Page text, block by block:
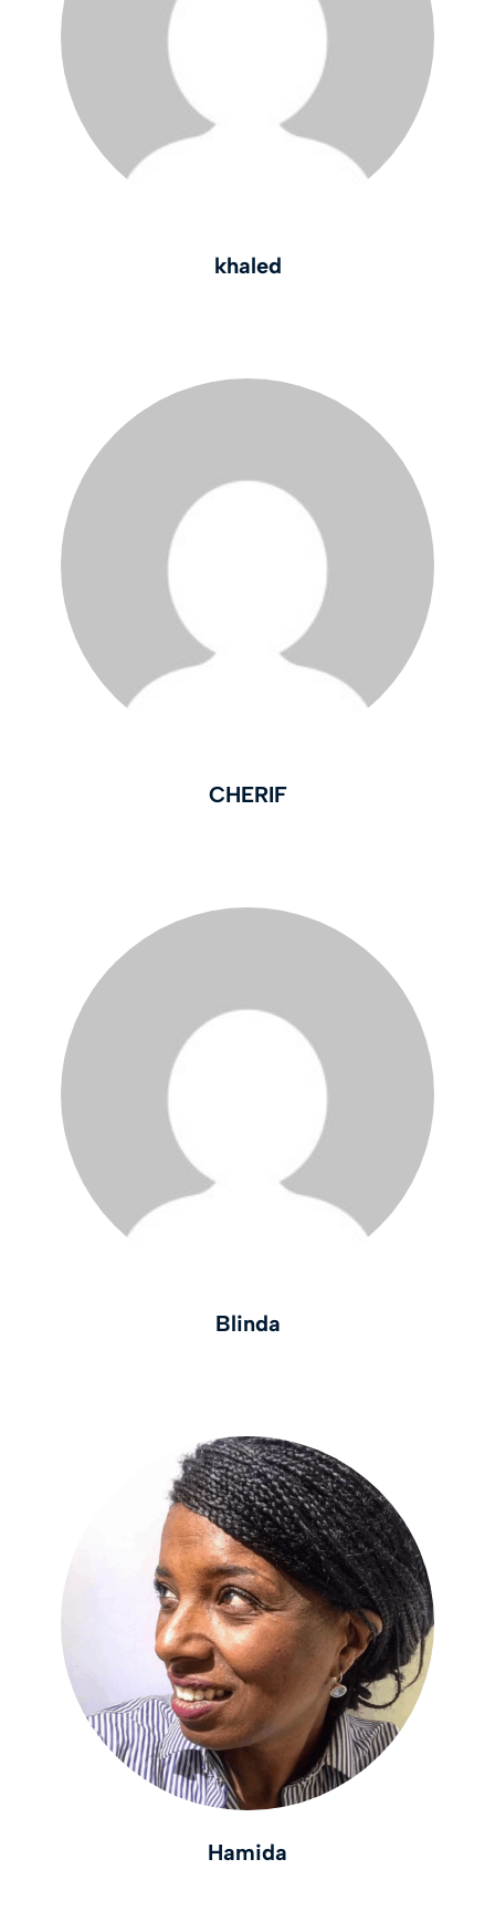
khaled
CHERIF
Blinda
Hamida